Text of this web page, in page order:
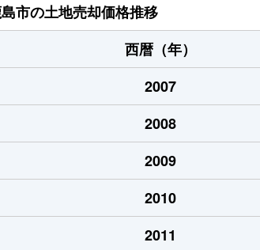
字納富分
1,800万円 肥
字納富分
620万円 肥
字納富分
670万円 肥
字納富分
170万円 肥
字納富分
130万円 肥
字納富分
590万円 肥
市の土地売却価格推移
西暦（年）
2007
2008
2009
2010
2011